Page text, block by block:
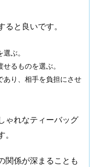
と良いです。
ぶ。
るものを選ぶ。
あり、相手を負担にさせ
ゃれなティーバッグ
関係が深まることも